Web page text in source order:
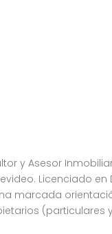
y Asesor
Licenciado
marcada